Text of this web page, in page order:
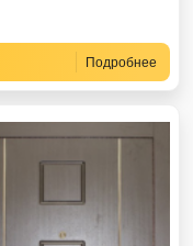
Подробнее